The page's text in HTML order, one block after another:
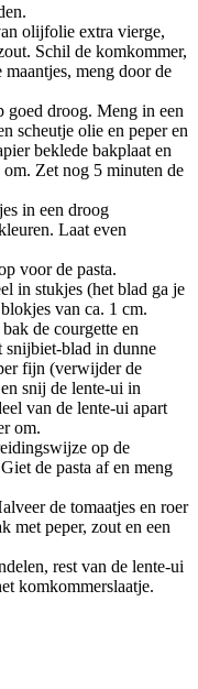
olijfolie extra vierge,
Schil de komkommer,
meng door de
goed droog. Meng in een
scheutje olie en peper en
beklede bakplaat en
Zet nog 5 minuten de
in een droog
Laat even
voor de pasta.
in stukjes (het blad ga je
van ca. 1 cm.
de courgette en
snijbiet-blad in dunne
fijn (verwijder de
snij de lente-ui in
van de lente-ui apart
om.
op de
de pasta af en meng
de tomaatjes en roer
met peper, zout en een
rest van de lente-ui
komkommerslaatje.